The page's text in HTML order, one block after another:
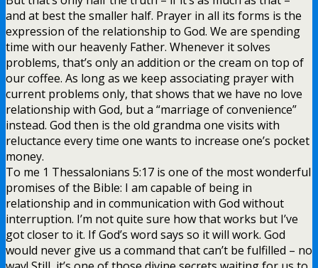
and at best the smaller half. Prayer in all its forms is the
expression of the relationship to God. We are spending
time with our heavenly Father. Whenever it solves
problems, that’s only an addition or the cream on top of
our coffee. As long as we keep associating prayer with
current problems only, that shows that we have no love
relationship with God, but a “marriage of convenience”
instead. God then is the old grandma one visits with
reluctance every time one wants to increase one’s pocket
money.
To me 1 Thessalonians 5:17 is one of the most wonderful
promises of the Bible: I am capable of being in
relationship and in communication with God without
interruption. I’m not quite sure how that works but I’ve
got closer to it. If God’s word says so it will work. God
would never give us a command that can’t be fulfilled – no